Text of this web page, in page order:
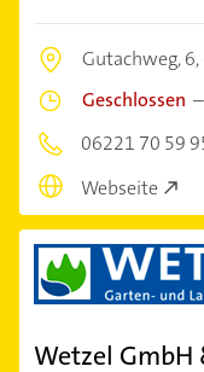
Gutachweg, 6,
Geschlossen –
06221 70 59
Webseite
Wetzel GmbH